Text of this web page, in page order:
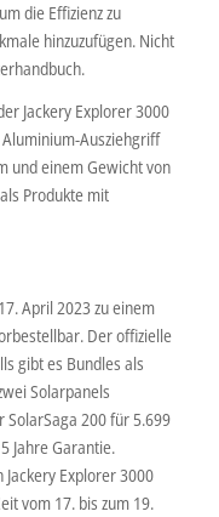
die Effizienz zu
hinzuzufügen. Nicht
Jackery Explorer 3000
Ausziehgriff
und einem Gewicht von
Produkte mit
April 2023 zu einem
Der offizielle
gibt es Bundles als
Solarpanels
SolarSaga 200 für 5.699
Jahre Garantie.
Explorer 3000
vom 17. bis zum 19.